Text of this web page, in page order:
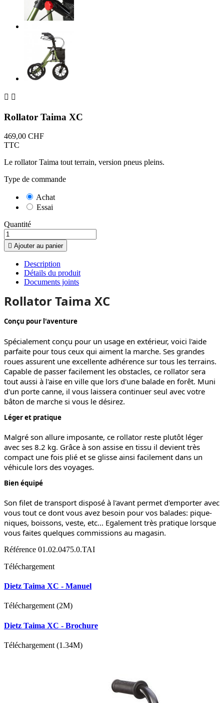
 
Rollator Taima XC
469,00 CHF
TTC
Le rollator Taima tout terrain, version pneus pleins.
Type de commande
Achat
Essai
Quantité
 Ajouter au panier
Description
Détails du produit
Documents joints
Rollator Taima XC
Conçu pour l'aventure
Spécialement conçu pour un usage en extérieur, voici l'aide
parfaite pour tous ceux qui aiment la marche. Ses grandes
roues assurent une excellente adhérence sur tous les terrains.
Capable de passer facilement les obstacles, ce rollator sera
tout aussi à l'aise en ville que lors d'une balade en forêt. Muni
d'un porte canne, il vous laissera continuer seul avec votre
bâton de marche si vous le désirez.
Léger et pratique
Malgré son allure imposante, ce rollator reste plutôt léger
avec ses 8.2 kg. Grâce à son assise en tissu il devient très
compact une fois plié et se glisse ainsi facilement dans un
véhicule lors des voyages.
Bien équipé
Son filet de transport disposé à l'avant permet d'emporter avec
vous tout ce dont vous avez besoin pour vos balades: pique-
niques, boissons, veste, etc... Egalement très pratique lorsque
vous faites quelques commissions au magasin.
Référence 01.02.0475.0.TAI
Téléchargement
Dietz Taima XC - Manuel
Téléchargement (2M)
Dietz Taima XC - Brochure
Téléchargement (1.34M)